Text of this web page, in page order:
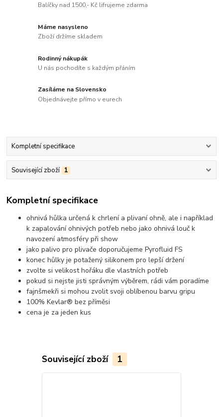
Balíčky nad 1500,- Kč lifrujeme zdarma
Máme nasysleno
Zboží držíme skladem
Rodinný nákupák
U nás pochodíte s každým přáním
Zasíláme na Slovensko
Objednávejte přímo v eurech
Kompletní specifikace
Související zboží 1
Kompletní specifikace
ohnivá hůlka určená k chrlení a plivaní ohně, ale i například
k zapalování ohnivých potřeb nebo jako ohnivá louč k
navození atmosféry při show
jako palivo pro plivače doporučujeme Pyrofluid FS
konec hůlky je potažený silikonem pro lepší držení
zvolte si velikost hořáku dle vlastních potřeb
pokud si nejste jisti správným výběrem, rádi vám poradíme
fajnšmekři si mohou zvolit svoji oblíbenou barvu gripu
100% Kevlar® bez příměsi
cena je za jeden kus
Související zboží 1